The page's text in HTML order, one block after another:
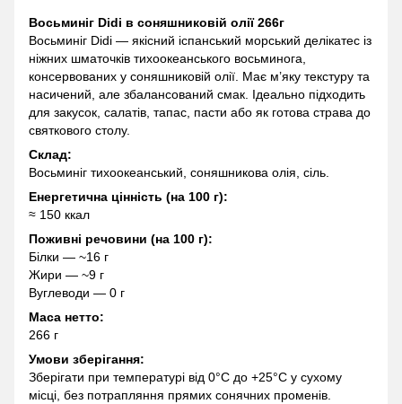
Восьминіг Didi в соняшниковій олії 266г
Восьминіг Didi — якісний іспанський морський делікатес із
ніжних шматочків тихоокеанського восьминога,
консервованих у соняшниковій олії. Має м’яку текстуру та
насичений, але збалансований смак. Ідеально підходить
для закусок, салатів, тапас, пасти або як готова страва до
святкового столу.
Склад:
Восьминіг тихоокеанський, соняшникова олія, сіль.
Енергетична цінність (на 100 г):
≈ 150 ккал
Поживні речовини (на 100 г):
Білки — ~16 г
Жири — ~9 г
Вуглеводи — 0 г
Маса нетто:
266 г
Умови зберігання:
Зберігати при температурі від 0°C до +25°C у сухому
місці, без потрапляння прямих сонячних променів.